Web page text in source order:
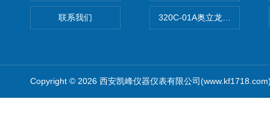
联系我们 320C-01A奥立龙实验室便携
Copyright © 2026 西安凯峰仪器仪表有限公司